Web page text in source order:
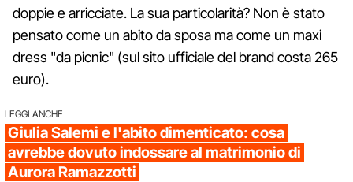
doppie e arricciate. La sua particolarità? Non è stato
pensato come un abito da sposa ma come un maxi
dress "da picnic" (sul sito ufficiale del brand costa 265
euro).
LEGGI ANCHE
Giulia Salemi e l'abito dimenticato: cosa
avrebbe dovuto indossare al matrimonio di
Aurora Ramazzotti